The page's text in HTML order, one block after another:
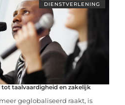
DIENSTVERLENING
tot taalvaardigheid en zakelijk
geglobaliseerd raakt, is